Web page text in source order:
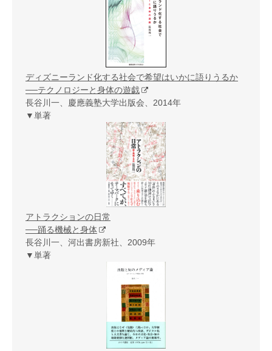
ディズニーランド化する社会で希望はいかに語りうるか
──テクノロジーと身体の遊戯
長谷川一、慶應義塾大学出版会、2014年
▼単著
アトラクションの日常
──踊る機械と身体
長谷川一、河出書房新社、2009年
▼単著